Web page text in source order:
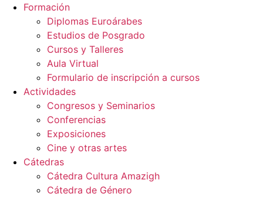
Formación
Diplomas Euroárabes
Estudios de Posgrado
Cursos y Talleres
Aula Virtual
Formulario de inscripción a cursos
Actividades
Congresos y Seminarios
Conferencias
Exposiciones
Cine y otras artes
Cátedras
Cátedra Cultura Amazigh
Cátedra de Género